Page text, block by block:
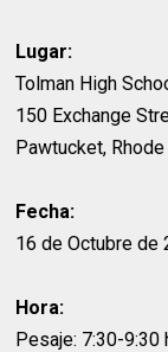
Lugar:
Tolman High
150 Exchange
Pawtucket,
Fecha:
16 de Octubre de
Hora:
Pesaje: 7:30-9:30